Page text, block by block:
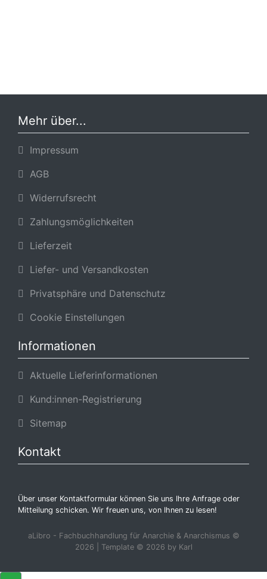
Mehr über...
Impressum
AGB
Widerrufsrecht
Zahlungsmöglichkeiten
Lieferzeit
Liefer- und Versandkosten
Privatsphäre und Datenschutz
Cookie Einstellungen
Informationen
Aktuelle Lieferinformationen
Kund:innen-Registrierung
Sitemap
Kontakt
Über unser Kontaktformular können Sie uns Ihre Anfrage oder
Mitteilung schicken. Wir freuen uns, von Ihnen zu lesen!
aLibro - Fachbuchhandlung für Anarchie & Anarchismus ©
2026 | Template © 2026 by Karl